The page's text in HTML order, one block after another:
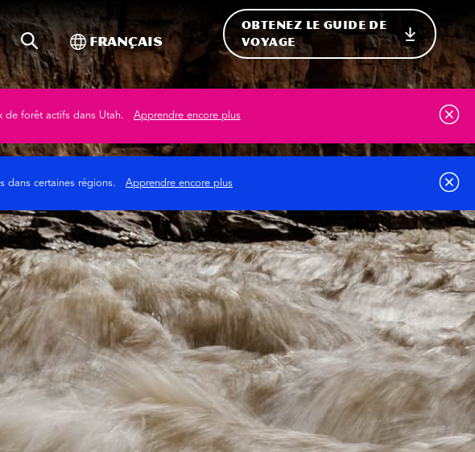
Recherche sur le site
Basculer vers l'international
Français
OBTENEZ LE GUIDE DE
VOYAGE
de forêt actifs dans Utah. Apprendre encore plus
dans certaines régions. Apprendre encore plus